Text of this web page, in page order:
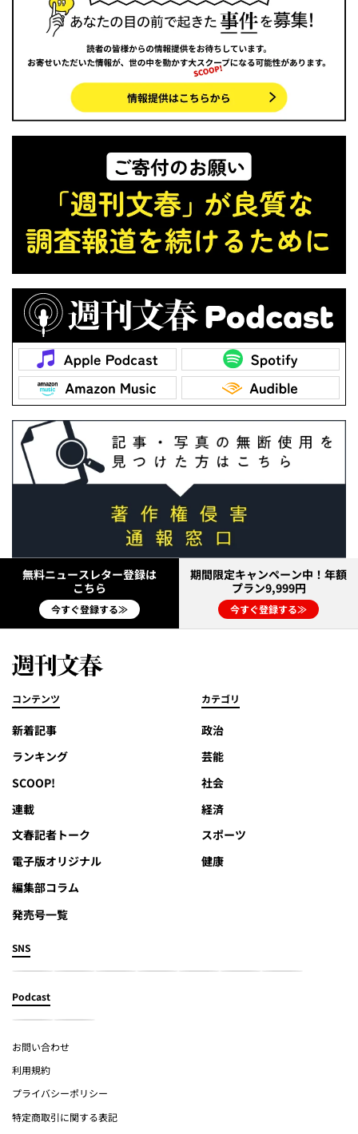
無料ニュースレター登録は
こちら
今すぐ登録する≫
期間限定キャンペーン中！年額
プラン9,999円
今すぐ登録する≫
コンテンツ
新着記事
ランキング
SCOOP!
連載
文春記者トーク
電子版オリジナル
編集部コラム
発売号一覧
カテゴリ
政治
芸能
社会
経済
スポーツ
健康
SNS
Podcast
お問い合わせ
利用規約
プライバシーポリシー
特定商取引に関する表記